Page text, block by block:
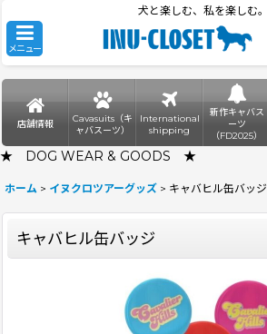
犬と楽しむ、私を楽しむ。
メニュー
店舗情報
Cavasuits（キ
ャバスーツ）
International
shipping
新作キャバス
ーツ
（FD2025）
★ DOG WEAR & GOODS ★
ホーム > イヌクロツアーグッズ > キャバヒル缶バッジ
キャバヒル缶バッジ